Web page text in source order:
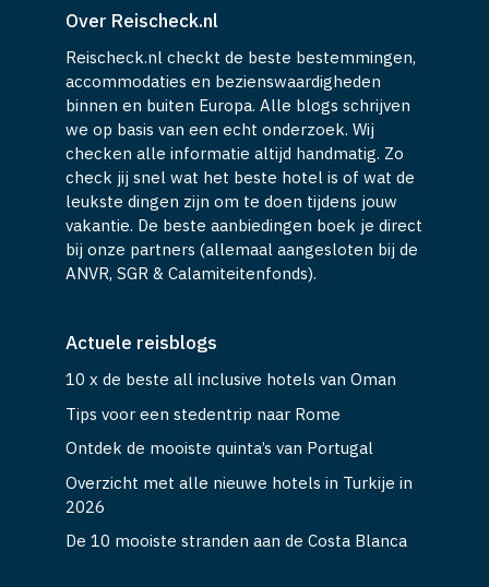
Over Reischeck.nl
Reischeck.nl checkt de beste bestemmingen,
accommodaties en bezienswaardigheden
binnen en buiten Europa. Alle blogs schrijven
we op basis van een echt onderzoek. Wij
checken alle informatie altijd handmatig. Zo
check jij snel wat het beste hotel is of wat de
leukste dingen zijn om te doen tijdens jouw
vakantie. De beste aanbiedingen boek je direct
bij onze partners (allemaal aangesloten bij de
ANVR, SGR & Calamiteitenfonds).
Actuele reisblogs
10 x de beste all inclusive hotels van Oman
Tips voor een stedentrip naar Rome
Ontdek de mooiste quinta’s van Portugal
Overzicht met alle nieuwe hotels in Turkije in
2026
De 10 mooiste stranden aan de Costa Blanca